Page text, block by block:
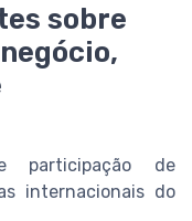
sobre
participação de
internacionais do